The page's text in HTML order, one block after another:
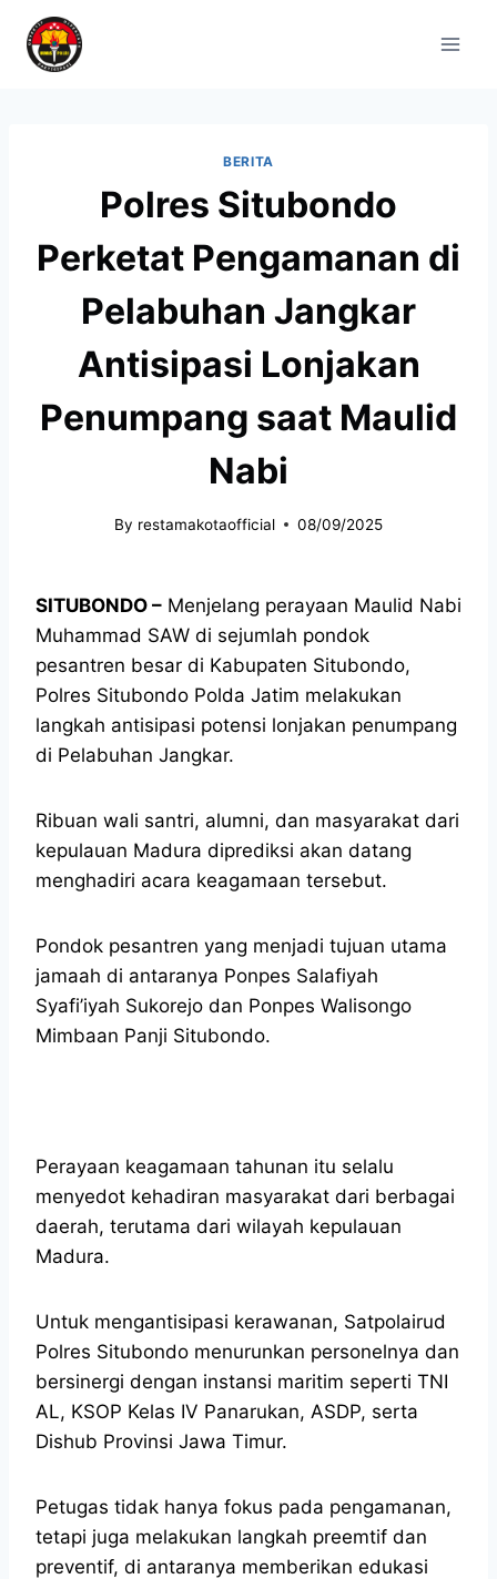
BERITA
Polres Situbondo
Perketat Pengamanan di
Pelabuhan Jangkar
Antisipasi Lonjakan
Penumpang saat Maulid
Nabi
By restamakotaofficial 08/09/2025
SITUBONDO – Menjelang perayaan Maulid Nabi
Muhammad SAW di sejumlah pondok
pesantren besar di Kabupaten Situbondo,
Polres Situbondo Polda Jatim melakukan
langkah antisipasi potensi lonjakan penumpang
di Pelabuhan Jangkar.
Ribuan wali santri, alumni, dan masyarakat dari
kepulauan Madura diprediksi akan datang
menghadiri acara keagamaan tersebut.
Pondok pesantren yang menjadi tujuan utama
jamaah di antaranya Ponpes Salafiyah
Syafi’iyah Sukorejo dan Ponpes Walisongo
Mimbaan Panji Situbondo.
Perayaan keagamaan tahunan itu selalu
menyedot kehadiran masyarakat dari berbagai
daerah, terutama dari wilayah kepulauan
Madura.
Untuk mengantisipasi kerawanan, Satpolairud
Polres Situbondo menurunkan personelnya dan
bersinergi dengan instansi maritim seperti TNI
AL, KSOP Kelas IV Panarukan, ASDP, serta
Dishub Provinsi Jawa Timur.
Petugas tidak hanya fokus pada pengamanan,
tetapi juga melakukan langkah preemtif dan
preventif, di antaranya memberikan edukasi